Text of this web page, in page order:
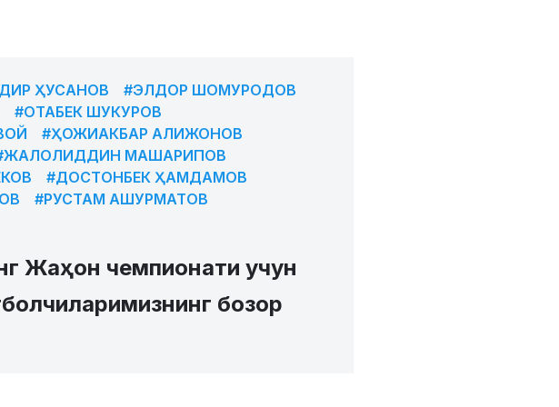
ҲУСАНОВ
#ЭЛДОР ШОМУРОДОВ
#ОТАБЕК ШУКУРОВ
#ҲОЖИАКБАР АЛИЖОНОВ
МАШАРИПОВ
#ДОСТОНБЕК ҲАМДАМОВ
#РУСТАМ АШУРМАТОВ
Жаҳон чемпионати учун
бозор